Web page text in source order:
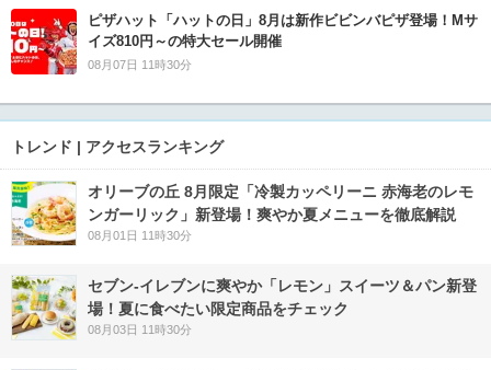
ピザハット「ハットの日」8月は新作ビビンバピザ登場！Mサ
イズ810円～の特大セール開催
08月07日 11時30分
トレンド | アクセスランキング
オリーブの丘 8月限定「冷製カッペリーニ 赤海老のレモ
ンガーリック」新登場！爽やか夏メニューを徹底解説
08月01日 11時30分
セブン‐イレブンに爽やか「レモン」スイーツ＆パン新登
場！夏に食べたい限定商品をチェック
08月03日 11時30分